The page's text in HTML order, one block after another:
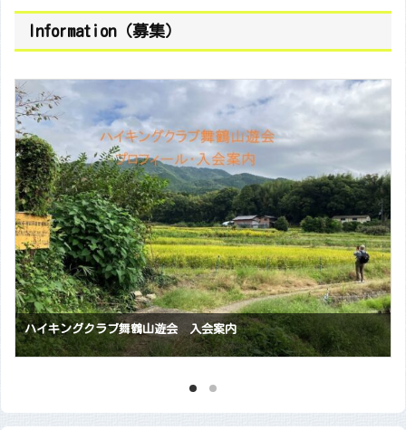
Information（募集）
会員随時募集中です 【福知山山の会】